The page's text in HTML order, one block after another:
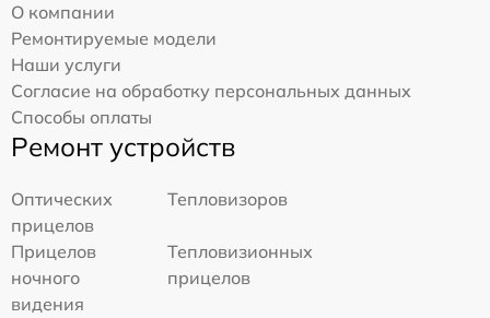
О компании
Ремонтируемые модели
Наши услуги
Согласие на обработку персональных данных
Способы оплаты
Ремонт устройств
Оптических
прицелов
Тепловизоров
Прицелов
ночного
видения
Тепловизионных
прицелов